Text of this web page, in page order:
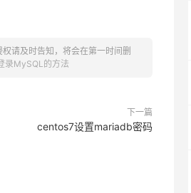
请及时告知，将会在第一时间删
录MySQL的方法
下一篇
centos7设置mariadb密码